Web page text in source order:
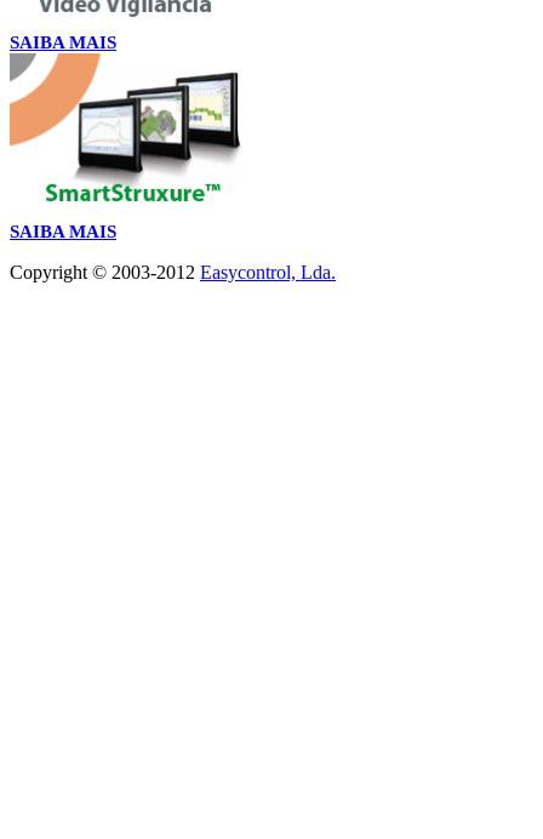
SAIBA MAIS
SAIBA MAIS
Copyright © 2003-2012 Easycontrol, Lda.